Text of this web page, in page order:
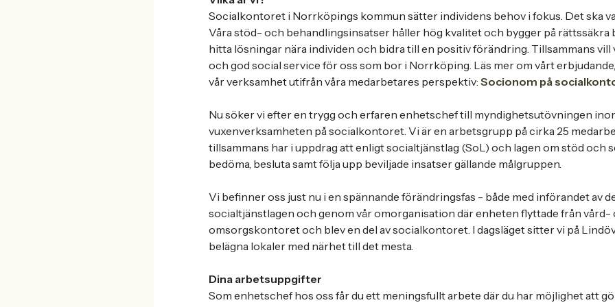
Socialkontoret i Norrköpings kommun sätter individens behov i fokus. Det ska
Våra stöd- och behandlingsinsatser håller hög kvalitet och bygger på rättssäkra
hitta lösningar nära individen och bidra till en positiv förändring. Tillsammans vill
och god social service för oss som bor i Norrköping. Läs mer om vårt
vår verksamhet utifrån våra medarbetares perspektiv: Socionom på
Nu söker vi efter en trygg och erfaren enhetschef till myndighetsutövningen
vuxenverksamheten på socialkontoret. Vi är en arbetsgrupp på cirka 25
tillsammans har i uppdrag att enligt socialtjänstlag (SoL) och lagen om stöd och
bedöma, besluta samt följa upp beviljade insatser gällande målgruppen.
Vi befinner oss just nu i en spännande förändringsfas - både med införandet av
socialtjänstlagen och genom vår omorganisation där enheten flyttade från vård-
omsorgskontoret och blev en del av socialkontoret. I dagsläget sitter vi på
belägna lokaler med närhet till det mesta.
Dina arbetsuppgifter
Som enhetschef hos oss får du ett meningsfullt arbete där du har möjlighet att